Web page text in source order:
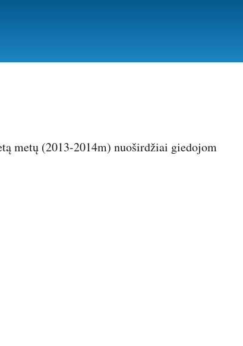
metų (2013-2014m) nuoširdžiai giedojom